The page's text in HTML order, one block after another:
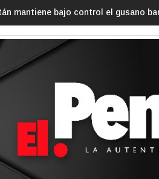
el gusano barrenador: Gobernador